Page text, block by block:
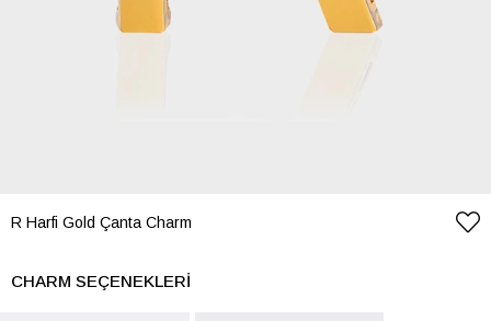
R Harfi Gold Çanta Charm
CHARM SEÇENEKLERI